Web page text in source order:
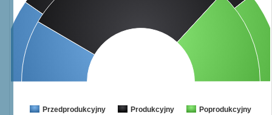
Przedprodukcyjny Produkcyjny Poprodukcyjny